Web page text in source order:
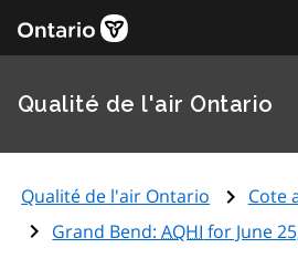
Qualité de l'air Ontario
Qualité de l'air Ontario Cote
Grand Bend:AQHI for June